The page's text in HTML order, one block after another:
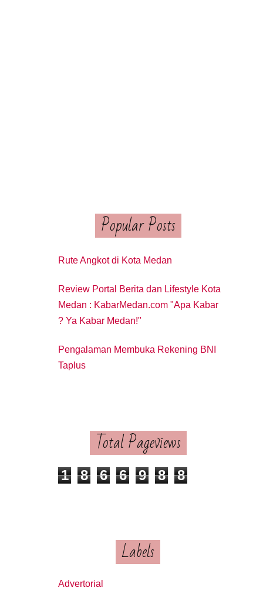
Popular Posts
Rute Angkot di Kota Medan
Review Portal Berita dan Lifestyle Kota
Medan : KabarMedan.com "Apa Kabar
? Ya Kabar Medan!"
Pengalaman Membuka Rekening BNI
Taplus
Total Pageviews
1 8 6 6 9 8 8
Labels
Advertorial